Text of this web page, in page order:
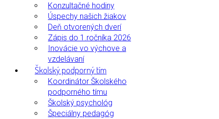
Konzultačné hodiny
Úspechy našich žiakov
Deň otvorených dverí
Zápis do 1.ročníka 2026
Inovácie vo výchove a
vzdelávaní
Školský podporný tím
Koordinátor Školského
podporného tímu
Školský psychológ
Špeciálny pedagóg